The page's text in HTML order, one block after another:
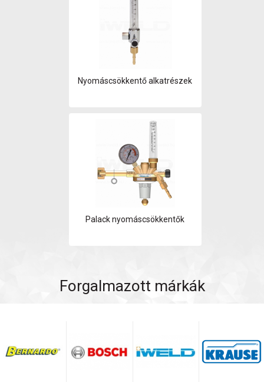
Nyomáscsökkentő alkatrészek
Palack nyomáscsökkentők
Forgalmazott márkák